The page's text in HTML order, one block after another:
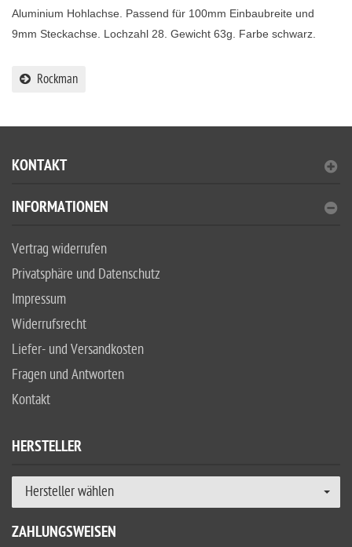
Aluminium Hohlachse. Passend für 100mm Einbaubreite und
9mm Steckachse. Lochzahl 28. Gewicht 63g. Farbe schwarz.
Rockman
KONTAKT
INFORMATIONEN
Vertrag widerrufen
Privatsphäre und Datenschutz
Impressum
Widerrufsrecht
Liefer- und Versandkosten
Fragen und Antworten
Kontakt
HERSTELLER
Hersteller wählen
ZAHLUNGSWEISEN